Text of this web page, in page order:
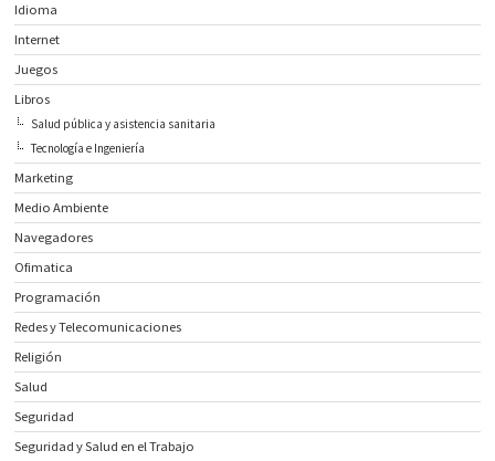
Idioma
Internet
Juegos
Libros
Salud pública y asistencia sanitaria
Tecnología e Ingeniería
Marketing
Medio Ambiente
Navegadores
Ofimatica
Programación
Redes y Telecomunicaciones
Religión
Salud
Seguridad
Seguridad y Salud en el Trabajo